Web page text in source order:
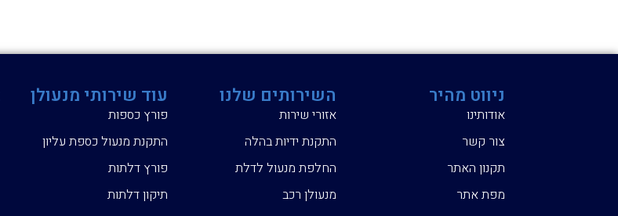
ניווט מהיר
אודותינו
צור קשר
תקנון האתר
מפת אתר
השירותים שלנו
אזורי שירות
התקנת ידיות בהלה
החלפת מנעול לדלת
מנעולן רכב
עוד שירותי מנעולן
פורץ כספות
התקנת מנעול כספת עליון
פורץ דלתות
תיקון דלתות